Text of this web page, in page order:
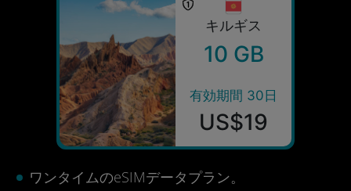
キルギス
10 GB
有効期間 30日
US$19
ワンタイムのeSIMデータプラン。